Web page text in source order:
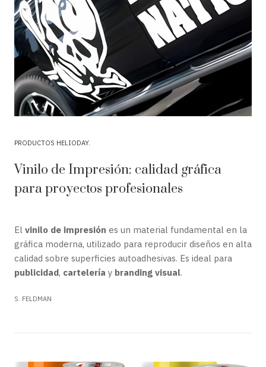
PRODUCTOS HELIODAY
Vinilo de Impresión: calidad gráfica
para proyectos profesionales
El vinilo de impresión es un material fundamental en la
gráfica moderna, utilizado para reproducir diseños en alta
calidad sobre superficies autoadhesivas. Es ideal para
publicidad, cartelería y branding visual.
S. FELDMAN